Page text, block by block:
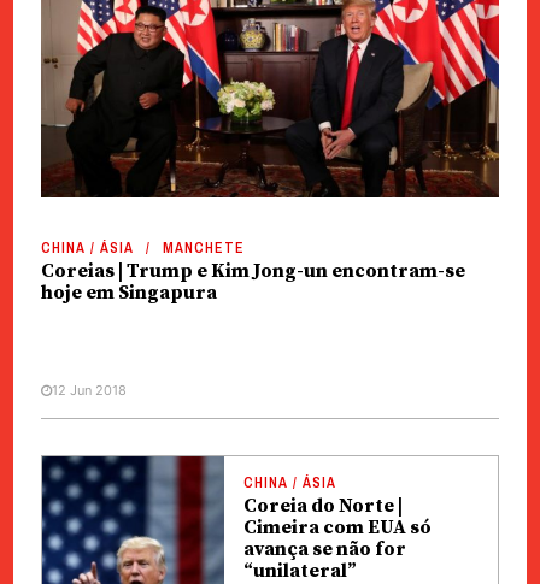
CHINA / ÁSIA MANCHETE
Coreias | Trump e Kim Jong-un encontram-se
hoje em Singapura
12 Jun 2018
CHINA / ÁSIA
Coreia do Norte |
Cimeira com EUA só
avança se não for
“unilateral”